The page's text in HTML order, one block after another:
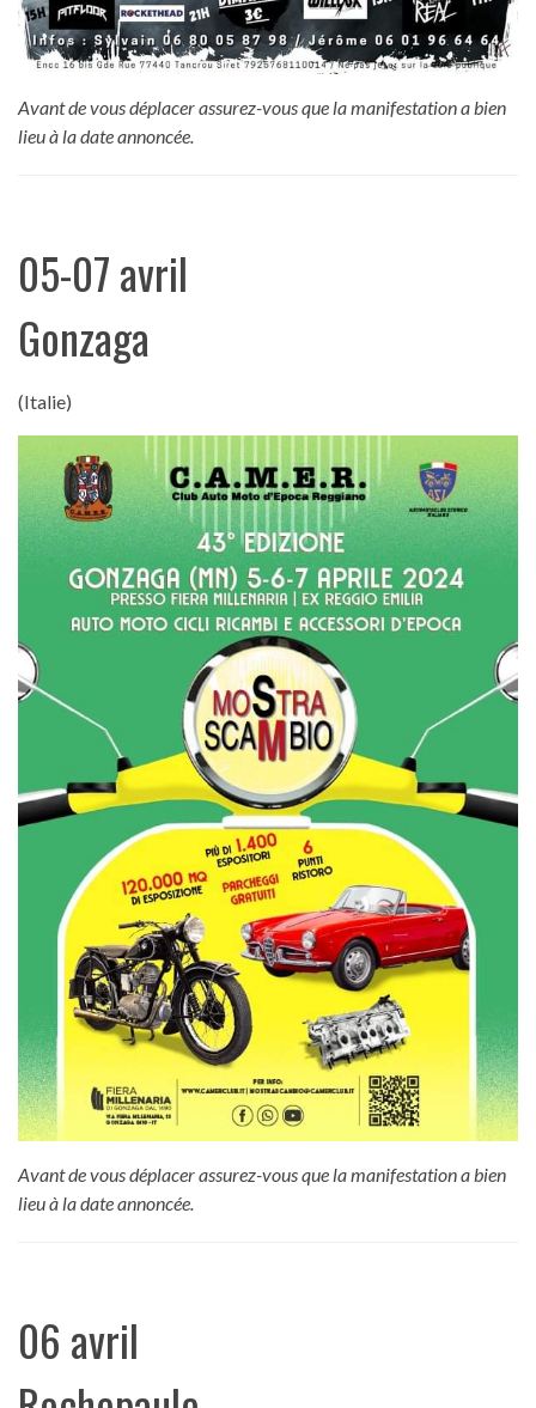
Avant de vous déplacer assurez-vous que la manifestation a bien
lieu à la date annoncée.
05-07 avril
Gonzaga
(Italie)
Avant de vous déplacer assurez-vous que la manifestation a bien
lieu à la date annoncée.
06 avril